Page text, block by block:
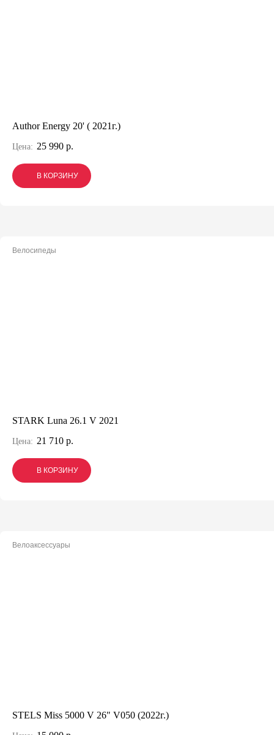
Author Energy 20' ( 2021г.)
Цена: 25 990 р.
В КОРЗИНУ
В КОРЗИНУ
В КОРЗИНУ
Велосипеды
STARK Luna 26.1 V 2021
Цена: 21 710 р.
В КОРЗИНУ
В КОРЗИНУ
В КОРЗИНУ
Велоаксессуары
STELS Miss 5000 V 26" V050 (2022г.)